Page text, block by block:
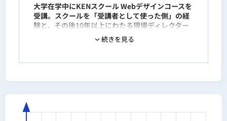
大学在学中にKENスクール Webデザインコースを
受講。スクールを「受講者として使った側」の経
験と、その後10年以上にわたる現場ディレクター
としての経験、両方の目線からWebデザインスク
新卒入社後はIllustrator・Photoshop・Canvaを
ーケティングコンサルティング会社でWebディレ
クターとして、Webサイト・LP・SNSクリエイテ
続きを見る